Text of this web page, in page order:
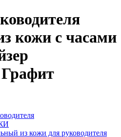
кожи с часами
из кожи для руководителя